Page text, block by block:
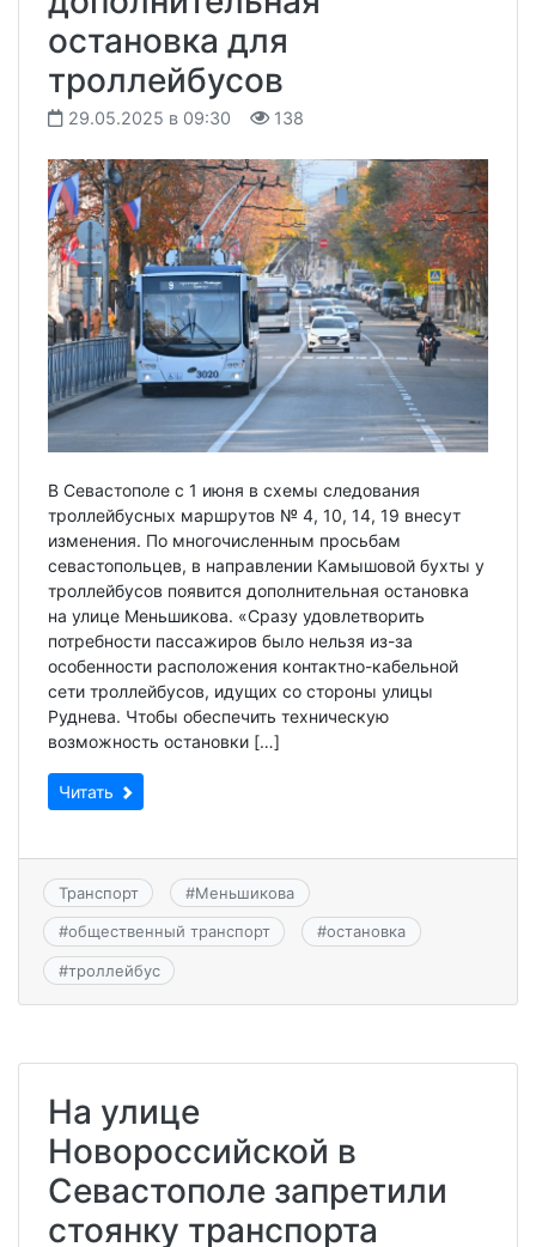
остановка для
троллейбусов
29.05.2025 в 09:30 138
В Севастополе с 1 июня в схемы следования
троллейбусных маршрутов № 4, 10, 14, 19 внесут
изменения. По многочисленным просьбам
севастопольцев, в направлении Камышовой бухты у
троллейбусов появится дополнительная остановка
на улице Меньшикова. «Сразу удовлетворить
потребности пассажиров было нельзя из-за
особенности расположения контактно-кабельной
сети троллейбусов, идущих со стороны улицы
Руднева. Чтобы обеспечить техническую
возможность остановки […]
Читать
Транспорт #Меньшикова
#общественный транспорт #остановка
#троллейбус
На улице
Новороссийской в
Севастополе запретили
стоянку транспорта